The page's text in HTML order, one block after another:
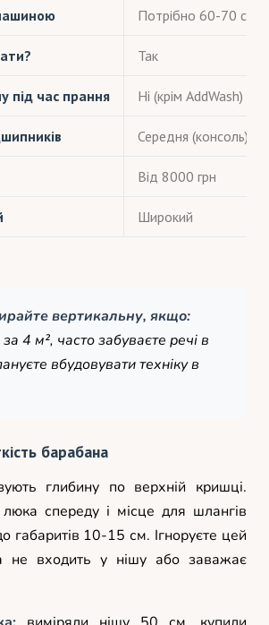
Потрібно 60-70 см
Так
під час прання Ні (крім AddWash)
Середня (консоль)
Від 8000 грн
Широкий
вертикальну, якщо:
4 м², часто забуваєте речі в
вбудовувати техніку в
барабана
глибину по верхній кришці.
спереду і місце для шлангів
габаритів 10-15 см. Ігноруєте цей
входить у нішу або заважає